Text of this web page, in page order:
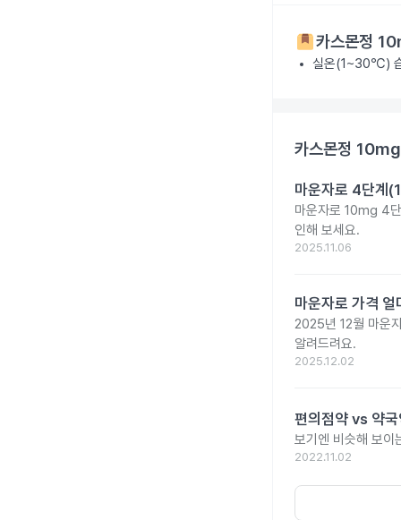
카스몬정
실온(1~30℃)
카스몬정 10mg
마운자로 4단계
마운자로 10mg 4
인해 보세요.
2025.11.06
마운자로 가격
2025년 12월 마운
알려드려요.
2025.12.02
편의점약 vs 약
보기엔 비슷해 보이
2022.11.02